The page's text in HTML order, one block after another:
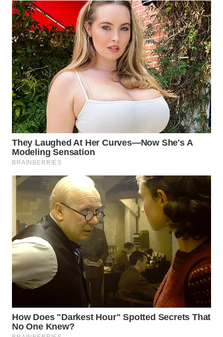
KARO
WN
SIMALUNGUN
WN
LABUHANBATU
WN
TAPANULI
TENGAH
WN DELI
SERDANG
TEBING
WN
PAKPAK
WN
KARAWANG
WN
BEKASI